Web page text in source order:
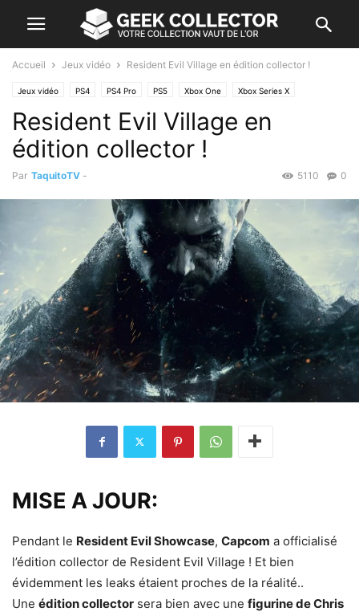
Accueil Jeux vidéo Resident Evil Village en édition collector !
Jeux vidéo PS4 PS4 Pro PS5 Xbox One Xbox Series X
Resident Evil Village en
édition collector !
Par TaquitoTV - 0
5110
MISE A JOUR:
Pendant le Resident Evil Showcase, Capcom a officialisé
l’édition collector de Resident Evil Village ! Et bien
évidemment les leaks étaient proches de la réalité..
Une édition collector sera bien avec une figurine de Chris